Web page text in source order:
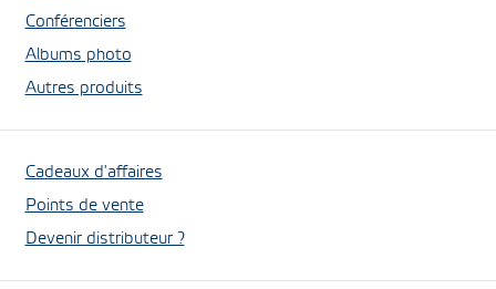
Conférenciers
Albums photo
Autres produits
Cadeaux d'affaires
Points de vente
Devenir distributeur ?